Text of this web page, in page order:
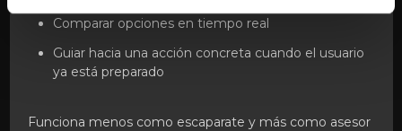
Comparar opciones en tiempo real
Guiar hacia una acción concreta cuando el usuario
ya está preparado
Funciona menos como escaparate y más como asesor